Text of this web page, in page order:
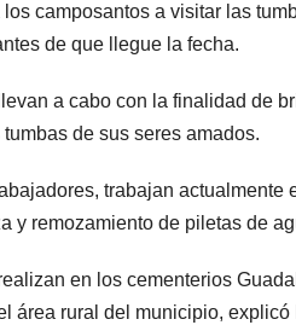
camposantos a visitar las
de que llegue la fecha.
a cabo con la finalidad de
de sus seres amados.
trabajan
y remozamiento de piletas de
en los cementerios
área rural del municipio, explicó